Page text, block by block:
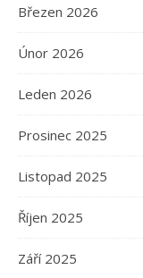
Březen 2026
Únor 2026
Leden 2026
Prosinec 2025
Listopad 2025
Říjen 2025
Září 2025